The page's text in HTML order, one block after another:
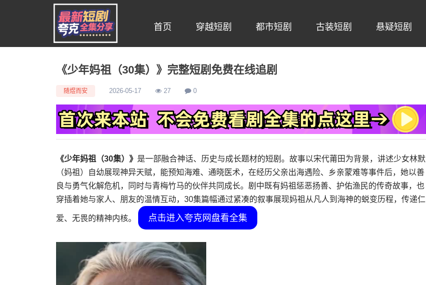
首页 穿越短剧 都市短剧 古装短剧 悬疑短剧
《少年妈祖（30集）》完整短剧免费在线追剧
随煜而安 2026-05-17 27 0
《少年妈祖（30集）》 是一部融合神话、历史与成长题材的短剧。故事以宋代莆田为背景，讲述少女林默
（妈祖）自幼展现神异天赋，能预知海难、通晓医术，在经历父亲出海遇险、乡亲蒙难等事件后，她以善
良与勇气化解危机，同时与青梅竹马的伙伴共同成长。剧中既有妈祖惩恶扬善、护佑渔民的传奇故事，也
穿插着她与家人、朋友的温情互动，30集篇幅通过紧凑的叙事展现妈祖从凡人到海神的蜕变历程，传递仁
爱、无畏的精神内核。 点击进入夸克网盘看全集